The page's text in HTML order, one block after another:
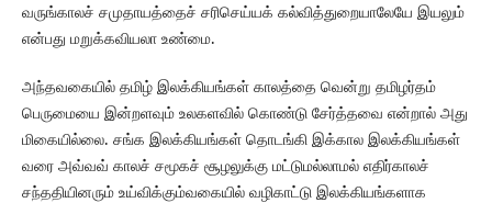
வருங்காலச் சமுதாயத்தைச் சரிசெய்யக் கல்வித்துறையாலேயே இயலும்
என்பது மறுக்கவியலா உண்மை.
அந்தவகையில் தமிழ் இலக்கியங்கள் காலத்தை வென்று தமிழர்தம்
பெருமையை இன்றளவும் உலகளவில் கொண்டு சேர்த்தவை என்றால் அது
மிகையில்லை. சங்க இலக்கியங்கள் தொடங்கி இக்கால இலக்கியங்கள்
வரை அவ்வவ் காலச் சமூகச் சூழலுக்கு மட்டுமல்லாமல் எதிர்காலச்
சந்ததியினரும் உய்விக்கும்வகையில் வழிகாட்டு இலக்கியங்களாக